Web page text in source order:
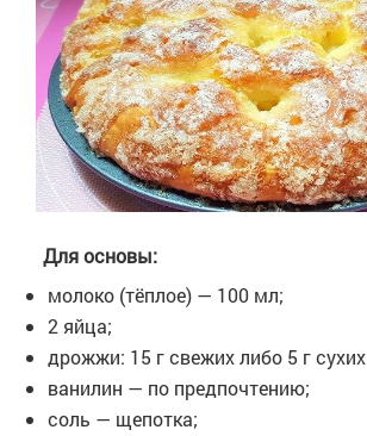
Для основы:
молоко (тёплое) — 100 мл;
2 яйца;
дрожжи: 15 г свежих либо 5 г сухих
ванилин — по предпочтению;
соль — щепотка;